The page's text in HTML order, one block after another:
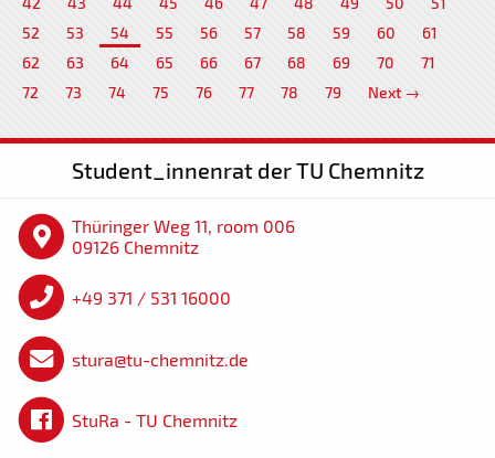
52
53 54 55 56 57 58 59 60
61
62
63 64 65 66 67 68 69 70
71
72
73 74 75 76 77 78 79 Next →
Student_innenrat der TU Chemnitz
Thüringer Weg 11, room 006
09126 Chemnitz
+49 371 / 531 16000
stura@tu-chemnitz.de
StuRa - TU Chemnitz